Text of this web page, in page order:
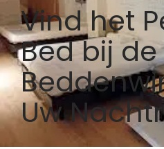
Vind het
Bed bij
Uw